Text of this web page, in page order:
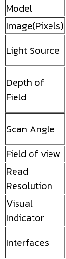
Model
Image(Pixels)
Light Source
Depth of
Field
Scan Angle
Field of view
Read
Resolution
Visual
Indicator
Interfaces